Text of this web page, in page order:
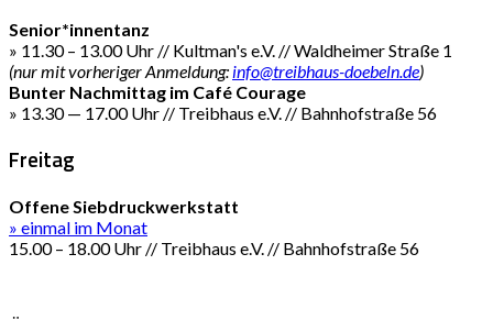
Senior*innentanz
» 11.30 – 13.00 Uhr // Kultman's e.V. // Waldheimer Straße 1
(nur mit vorheriger Anmeldung: info@treibhaus-doebeln.de)
Bunter Nachmittag im Café Courage
» 13.30 — 17.00 Uhr // Treibhaus e.V. // Bahnhofstraße 56
Freitag
Offene Siebdruckwerkstatt
» einmal im Monat
15.00 – 18.00 Uhr // Treibhaus e.V. // Bahnhofstraße 56